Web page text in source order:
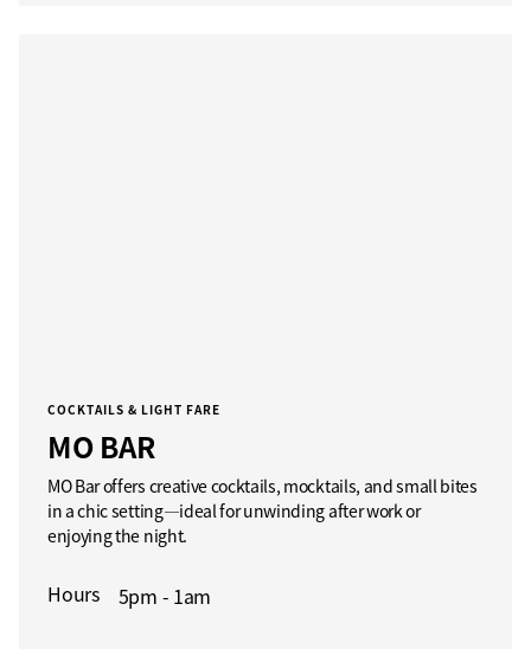
COCKTAILS & LIGHT FARE
MO BAR
MO Bar offers creative cocktails, mocktails, and small bites
in a chic setting—ideal for unwinding after work or
enjoying the night.
Hours 5pm - 1am